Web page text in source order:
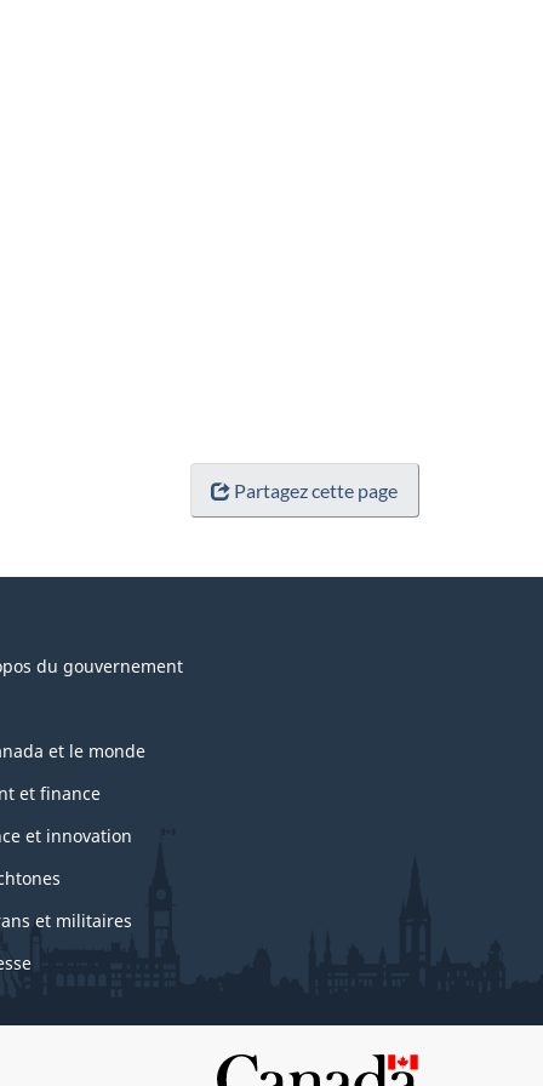
Partagez cette page
du gouvernement
et le monde
et finance
et innovation
et militaires